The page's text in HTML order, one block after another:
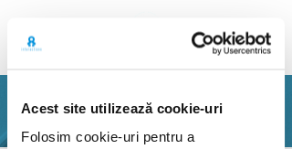
Acest site utilizează cookie-uri
Folosim cookie-uri pentru a
PORTFOLIO